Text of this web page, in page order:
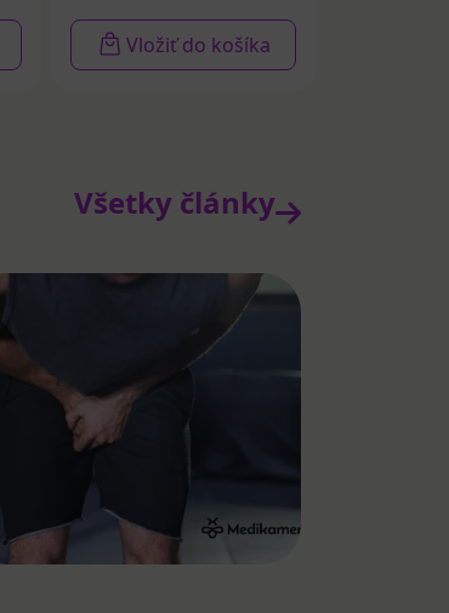
Vložiť do košíka
Všetky články